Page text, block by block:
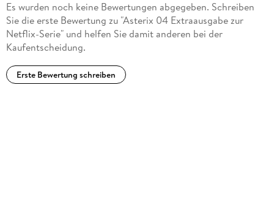
stellte sich der Sohn italienischer Einwanderer ebenfalls
inspiriert von Walt Disney als talentierter Zeichner heraus.
Nachdem er sich das Comic-Zeichnen autodidaktisch
beibrachte, veröffentlichte er 1948 seine ersten Zeichnungen.
Nur drei Jahre später traf er auf René Goscinny, mit dem er
eine der ruhmreichsten Partnerschaften der Comic-
Es wurden noch keine Bewertungen abgegeben. Schreiben
Sie die erste Bewertung zu "Asterix 04 Extraausgabe zur
Netflix-Serie" und helfen Sie damit anderen bei der
Kaufentscheidung.
Erste Bewertung schreiben